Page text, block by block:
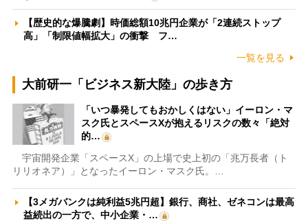
【歴史的な爆騰劇】時価総額10兆円企業が「2連続ストップ
高」「制限値幅拡大」の衝撃 フ…
一覧を見る
大前研一「ビジネス新大陸」の歩き方
「いつ暴発してもおかしくはない」イーロン・マ
スク氏とスペースXが抱えるリスクの数々「絶対
的…
宇宙開発企業「スペースX」の上場で史上初の「兆万長者（ト
リリオネア）」となったイーロン・マスク氏。…
【3メガバンクは純利益5兆円超】銀行、商社、ゼネコンは最高
益続出の一方で、中小企業・…